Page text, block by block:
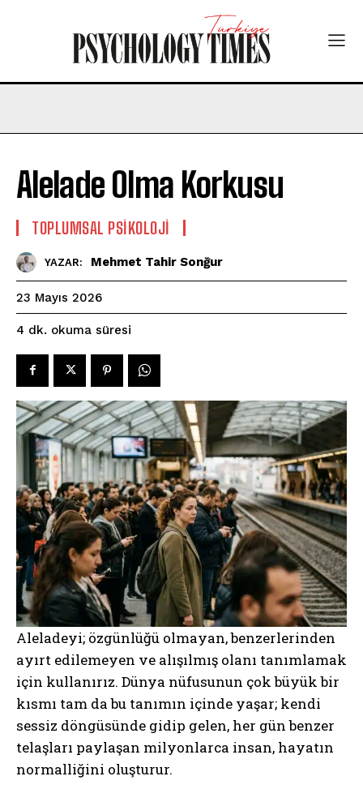
Alelade Olma Korkusu
TOPLUMSAL PSIKOLOJI
YAZAR: Mehmet Tahir Sonğur
23 Mayıs 2026
4 dk. okuma süresi
Aleladeyi; özgünlüğü olmayan, benzerlerinden
ayırt edilemeyen ve alışılmış olanı tanımlamak
için kullanırız. Dünya nüfusunun çok büyük bir
kısmı tam da bu tanımın içinde yaşar; kendi
sessiz döngüsünde gidip gelen, her gün benzer
telaşları paylaşan milyonlarca insan, hayatın
normalliğini oluşturur.